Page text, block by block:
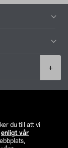
du till att vi
enligt vår
+